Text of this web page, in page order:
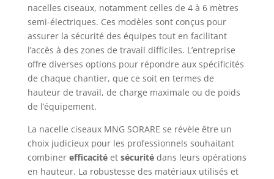
nacelles ciseaux, notamment celles de 4 à 6 mètres
semi-électriques. Ces modèles sont conçus pour
assurer la sécurité des équipes tout en facilitant
l’accès à des zones de travail difficiles. L’entreprise
offre diverses options pour répondre aux spécificités
de chaque chantier, que ce soit en termes de
hauteur de travail, de charge maximale ou de poids
de l’équipement.
La nacelle ciseaux MNG SORARE se révèle être un
choix judicieux pour les professionnels souhaitant
combiner efficacitéet sécuritédans leurs opérations
en hauteur. La robustesse des matériaux utilisés et